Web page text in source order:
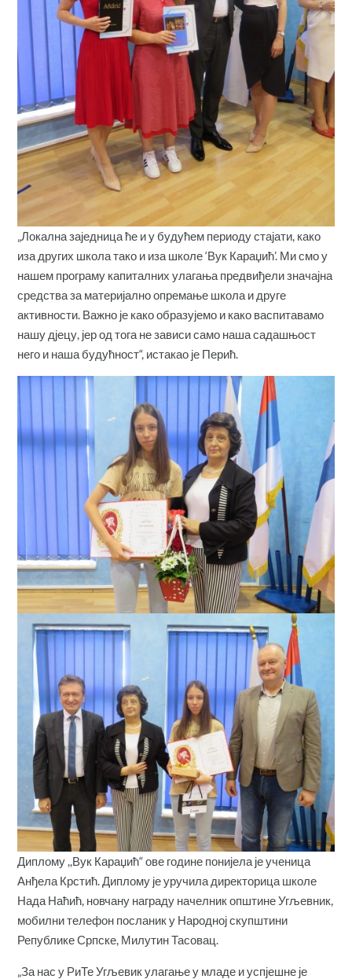
„Локална заједница ће и у будућем периоду стајати, како
иза других школа тако и иза школе ‘Вук Караџић’. Ми смо у
нашем програму капиталних улагања предвиђели значајна
средства за материјално опремање школа и друге
активности. Важно је како образујемо и како васпитавамо
нашу дјецу, јер од тога не зависи само наша садашњост
него и наша будућност“, истакао је Перић.
Диплому ,,Вук Караџић“ ове године понијела је ученица
Анђела Крстић. Диплому је уручила директорица школе
Нада Наћић, новчану награду начелник општине Угљевник,
мобилни телефон посланик у Народној скупштини
Републике Српске, Милутин Тасовац.
„За нас у РиТе Угљевик улагање у младе и успјешне је